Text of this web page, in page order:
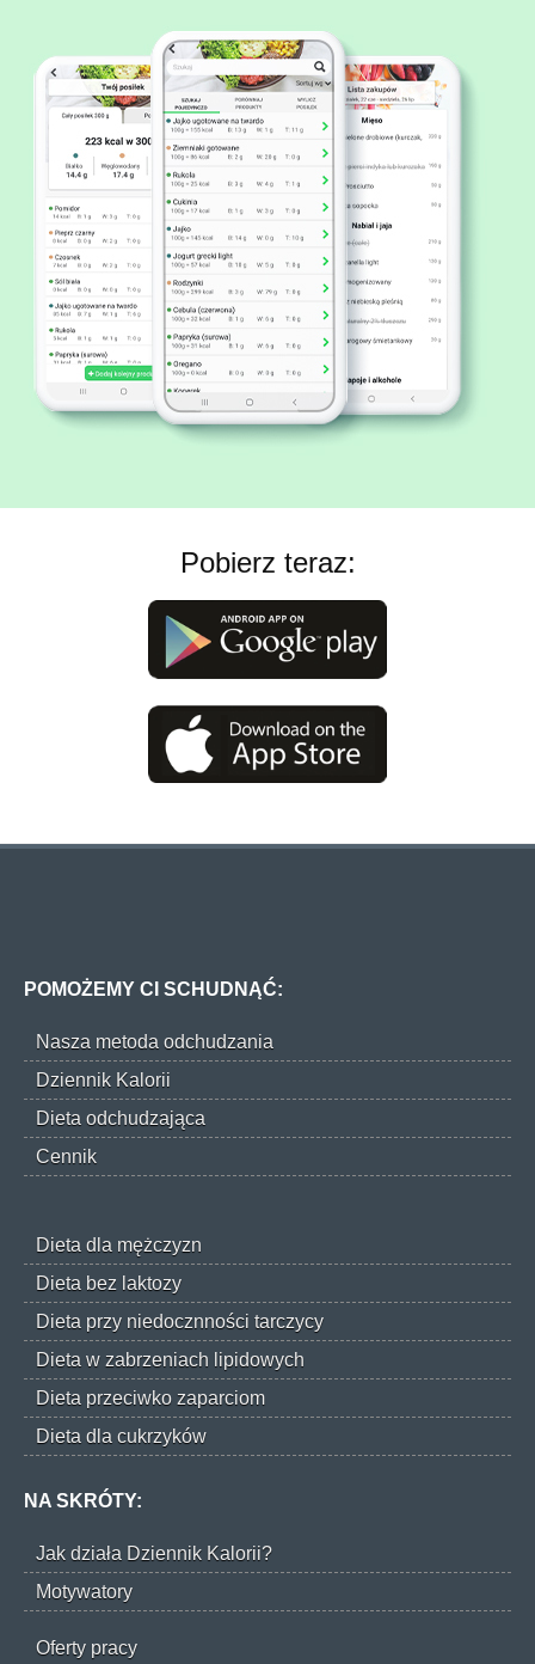
Pobierz teraz:
POMOŻEMY CI SCHUDNĄĆ:
Nasza metoda odchudzania
Dziennik Kalorii
Dieta odchudzająca
Cennik
Dieta dla mężczyzn
Dieta bez laktozy
Dieta przy niedocznności tarczycy
Dieta w zabrzeniach lipidowych
Dieta przeciwko zaparciom
Dieta dla cukrzyków
NA SKRÓTY:
Jak działa Dziennik Kalorii?
Motywatory
Oferty pracy